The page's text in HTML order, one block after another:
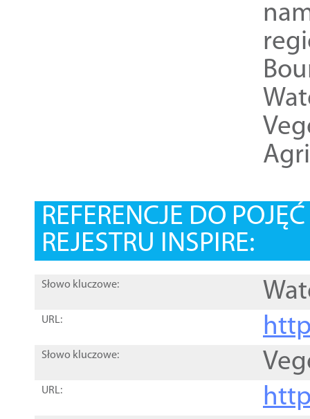
REFERENCJE DO
REJESTRU INSPIRE:
Słowo kluczowe:
URL:
Słowo kluczowe:
URL: